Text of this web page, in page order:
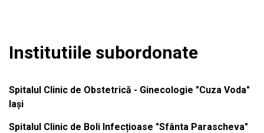
Institutiile subordonate
Spitalul Clinic de Obstetrică - Ginecologie "Cuza Voda"
Iași
Spitalul Clinic de Boli Infecțioase "Sfânta Parascheva"